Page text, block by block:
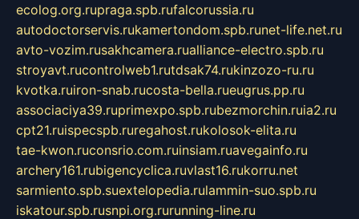
ecolog.org.rupraga.spb.rufalcorussia.ru
autodoctorservis.rukamertondom.spb.runet-life.net.ru
avto-vozim.rusakhcamera.rualliance-electro.spb.ru
stroyavt.rucontrolweb1.rutdsak74.rukinzozo-ru.ru
kvotka.ruiron-snab.rucosta-bella.rueugrus.pp.ru
associaciya39.ruprimexpo.spb.rubezmorchin.ruia2.ru
cpt21.ruispecspb.ruregahost.rukolosok-elita.ru
tae-kwon.ruconsrio.com.ruinsiam.ruavegainfo.ru
archery161.rubigencyclica.ruvlast16.rukorru.net
sarmiento.spb.suextelopedia.rulammin-suo.spb.ru
iskatour.spb.rusnpi.org.rurunning-line.ru